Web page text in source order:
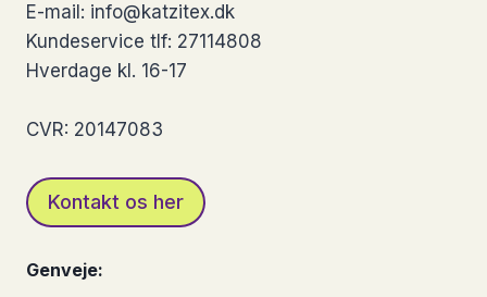
varesiden
E-mail: info@katzitex.dk
Kundeservice tlf: 27114808
Hverdage kl. 16-17
CVR: 20147083
Kontakt os her
Genveje: